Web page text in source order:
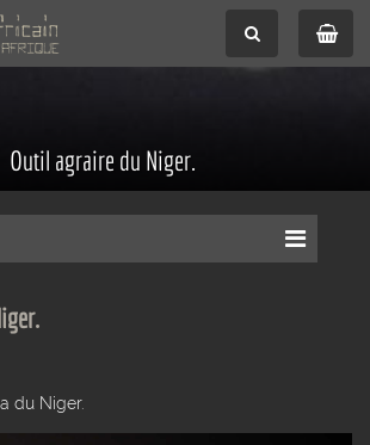
Outil agraire du Niger.
du Niger.